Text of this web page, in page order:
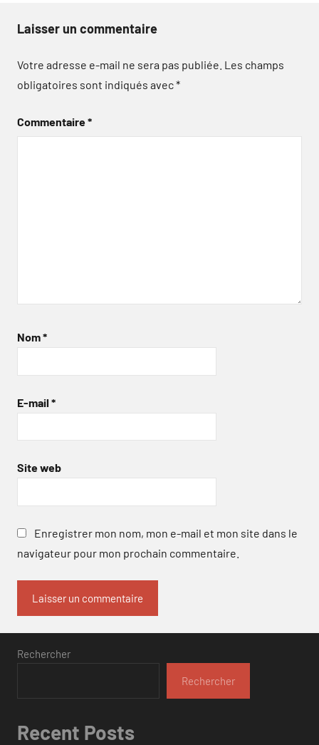
Laisser un commentaire
Votre adresse e-mail ne sera pas publiée. Les champs
obligatoires sont indiqués avec*
Commentaire*
Nom*
E-mail *
Site web
Enregistrer mon nom, mon e-mail et mon site dans le
navigateur pour mon prochain commentaire.
Rechercher
Rechercher
Recent Posts